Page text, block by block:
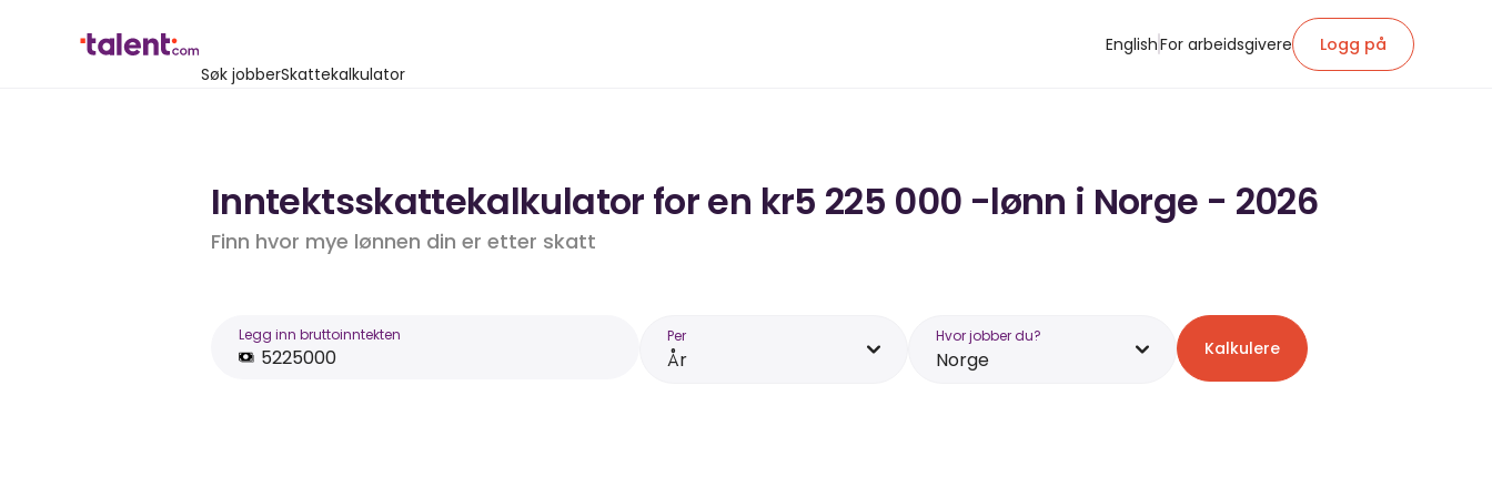
Søk jobberSkattekalkulator
EnglishFor arbeidsgivere Logg på
Inntektsskattekalkulator for en kr5 225 000 -lønn i Norge - 2026
Finn hvor mye lønnen din er etter skatt
Legg inn bruttoinntekten Per
År
Hvor jobber du?
Norge Kalkulere